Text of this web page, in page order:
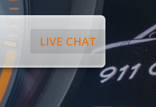
LIVE CHAT